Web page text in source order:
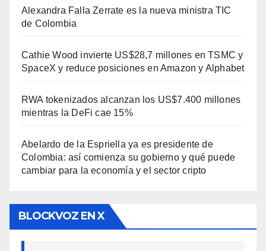
Alexandra Falla Zerrate es la nueva ministra TIC
de Colombia
Cathie Wood invierte US$28,7 millones en TSMC y
SpaceX y reduce posiciones en Amazon y Alphabet
RWA tokenizados alcanzan los US$7.400 millones
mientras la DeFi cae 15%
Abelardo de la Espriella ya es presidente de
Colombia: así comienza su gobierno y qué puede
cambiar para la economía y el sector cripto
BLOCKVOZ EN X